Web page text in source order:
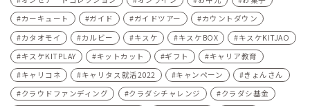
カーキュート
ガイド ガイドツアー
カウントダウン
カタオモイ
カルビー キスケ キスケBOX
キスケKITJAO
キスケKITPLAY
キットカット ギフト
キャリア教育
キャリコネ
キャリタス就活2022 キャンペーン
きょんさん
クラウドファンディング
クラダシチャレンジ
クラダシ基金